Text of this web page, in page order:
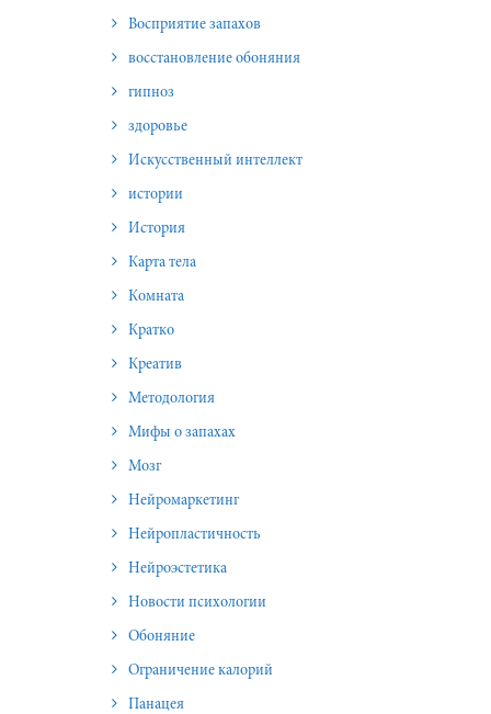
Восприятие запахов
восстановление обоняния
гипноз
здоровье
Искусственный интеллект
истории
История
Карта тела
Комната
Кратко
Креатив
Методология
Мифы о запахах
Мозг
Нейромаркетинг
Нейропластичность
Нейроэстетика
Новости психологии
Обоняние
Ограничение калорий
Панацея